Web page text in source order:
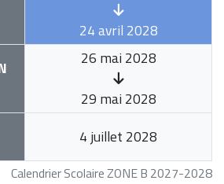
Calendrier Scolaire ZONE B 2027-2028
24 avril 2028
26 mai 2028
29 mai 2028
4 juillet 2028